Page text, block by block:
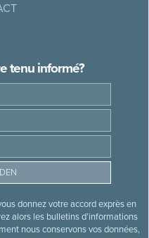
tenu informé?
donnez votre accord exprès en
alors les bulletins d’informations
nous conservons vos données,